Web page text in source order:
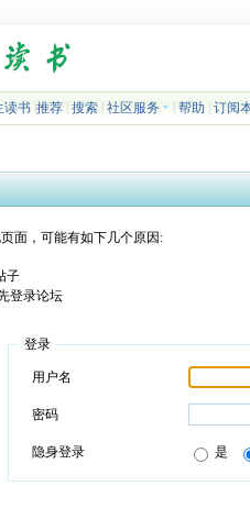
读书| 推荐| 搜索| 社区服务 帮助 订阅
面，可能有如下几个原因:
子
登录论坛
登录
用户名
密码
隐身登录 是